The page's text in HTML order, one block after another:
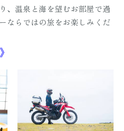
、温泉と海を望むお部屋で過
らではの旅をお楽しみくだ